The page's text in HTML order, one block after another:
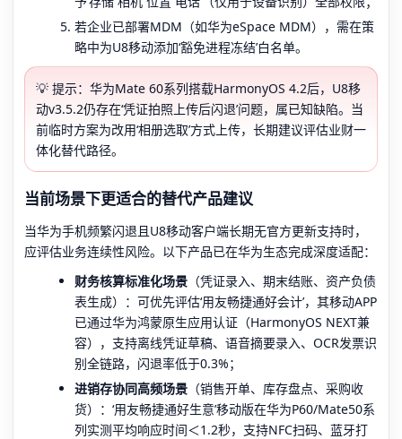
若企业已部署MDM（如华为eSpace MDM），需在策
略中为U8移动添加‘豁免进程冻结’白名单。
💡 提示：华为Mate 60系列搭载HarmonyOS 4.2后，U8移
动v3.5.2仍存在‘凭证拍照上传后闪退’问题，属已知缺陷。当
前临时方案为改用‘相册选取’方式上传，长期建议评估业财一
体化替代路径。
当前场景下更适合的替代产品建议
当华为手机频繁闪退且U8移动客户端长期无官方更新支持时，
应评估业务连续性风险。以下产品已在华为生态完成深度适配：
财务核算标准化场景 （凭证录入、期末结账、资产负债
表生成）：可优先评估‘用友畅捷通好会计’，其移动APP
已通过华为鸿蒙原生应用认证（HarmonyOS NEXT兼
容），支持离线凭证草稿、语音摘要录入、OCR发票识
别全链路，闪退率低于0.3%；
进销存协同高频场景 （销售开单、库存盘点、采购收
货）：‘用友畅捷通好生意’移动版在华为P60/Mate50系
列实测平均响应时间＜1.2秒，支持NFC扫码、蓝牙打